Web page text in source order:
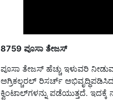
8759ಪೂಸಾ ತೇಜಸ್
ಅಗ್ರಿಕಲ್ಚರಲ್ ರಿಸರ್ಚ್
ಕ್ವಿಂಟಾಲ್‌ಗಳನ್ನು ಪಡೆಯುತ್ತದೆ.
ಸಂಪೂರ್ಣವಾಗಿ ಪಕ್ವವಾಗುತ್ತದೆ.